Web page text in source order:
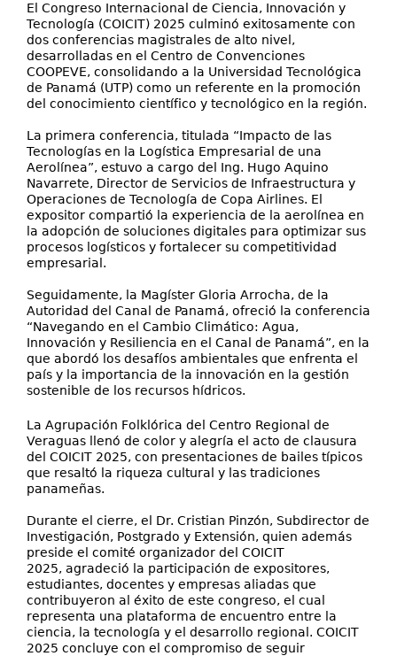
El Congreso Internacional de Ciencia, Innovación y
Tecnología (COICIT) 2025 culminó exitosamente con
dos conferencias magistrales de alto nivel,
desarrolladas en el Centro de Convenciones
COOPEVE, consolidando a la Universidad Tecnológica
de Panamá (UTP) como un referente en la promoción
del conocimiento científico y tecnológico en la región.
La primera conferencia, titulada “Impacto de las
Tecnologías en la Logística Empresarial de una
Aerolínea”, estuvo a cargo del Ing. Hugo Aquino
Navarrete, Director de Servicios de Infraestructura y
Operaciones de Tecnología de Copa Airlines. El
expositor compartió la experiencia de la aerolínea en
la adopción de soluciones digitales para optimizar sus
procesos logísticos y fortalecer su competitividad
empresarial.
Seguidamente, la Magíster Gloria Arrocha, de la
Autoridad del Canal de Panamá, ofreció la conferencia
“Navegando en el Cambio Climático: Agua,
Innovación y Resiliencia en el Canal de Panamá”, en la
que abordó los desafíos ambientales que enfrenta el
país y la importancia de la innovación en la gestión
sostenible de los recursos hídricos.
La Agrupación Folklórica del Centro Regional de
Veraguas llenó de color y alegría el acto de clausura
del COICIT 2025, con presentaciones de bailes típicos
que resaltó la riqueza cultural y las tradiciones
panameñas.
Durante el cierre, el Dr. Cristian Pinzón, Subdirector de
Investigación, Postgrado y Extensión, quien además
preside el comité organizador del COICIT
2025, agradeció la participación de expositores,
estudiantes, docentes y empresas aliadas que
contribuyeron al éxito de este congreso, el cual
representa una plataforma de encuentro entre la
ciencia, la tecnología y el desarrollo regional. COICIT
2025 concluye con el compromiso de seguir